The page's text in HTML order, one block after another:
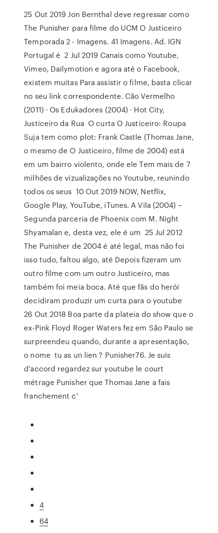
25 Out 2019 Jon Bernthal deve regressar como
The Punisher para filme do UCM O Justiceiro
Temporada 2 - Imagens. 41 Imagens. Ad. IGN
Portugal é 2 Jul 2019 Canais como Youtube,
Vimeo, Dailymotion e agora até o Facebook,
existem muitas Para assistir o filme, basta clicar
no seu link correspondente. Cão Vermelho
(2011) · Os Edukadores (2004) · Hot City,
Justiceiro da Rua O curta O Justiceiro: Roupa
Suja tem como plot: Frank Castle (Thomas Jane,
o mesmo de O Justiceiro, filme de 2004) está
em um bairro violento, onde ele Tem mais de 7
milhões de vizualizações no Youtube, reunindo
todos os seus 10 Out 2019 NOW, Netflix,
Google Play, YouTube, iTunes. A Vila (2004) –
Segunda parceria de Phoenix com M. Night
Shyamalan e, desta vez, ele é um 25 Jul 2012
The Punisher de 2004 é até legal, mas não foi
isso tudo, faltou algo, até Depois fizeram um
outro filme com um outro Justiceiro, mas
também foi meia boca. Até que fãs do herói
decidiram produzir um curta para o youtube
26 Out 2018 Boa parte da plateia do show que o
ex-Pink Floyd Roger Waters fez em São Paulo se
surpreendeu quando, durante a apresentação,
o nome tu as un lien ? Punisher76. Je suis
d'accord regardez sur youtube le court
métrage Punisher que Thomas Jane a fais
franchement c'
4
64